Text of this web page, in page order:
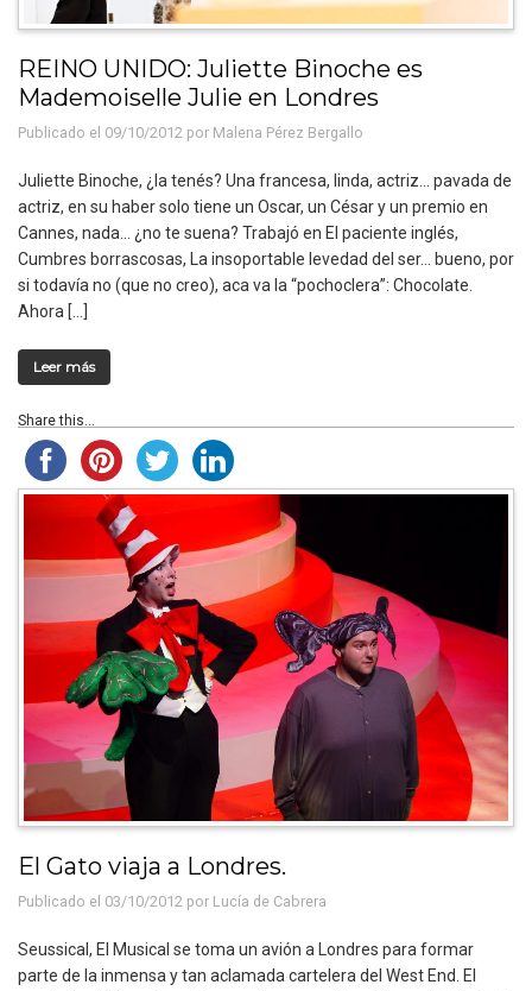
REINO UNIDO: Juliette Binoche es
Mademoiselle Julie en Londres
Publicado el 09/10/2012 por Malena Pérez Bergallo
Juliette Binoche, ¿la tenés? Una francesa, linda, actriz… pavada de
actriz, en su haber solo tiene un Oscar, un César y un premio en
Cannes, nada… ¿no te suena? Trabajó en El paciente inglés,
Cumbres borrascosas, La insoportable levedad del ser… bueno, por
si todavía no (que no creo), aca va la “pochoclera”: Chocolate.
Ahora […]
Leer más
Share this...
El Gato viaja a Londres.
Publicado el 03/10/2012 por Lucía de Cabrera
Seussical, El Musical se toma un avión a Londres para formar
parte de la inmensa y tan aclamada cartelera del West End. El